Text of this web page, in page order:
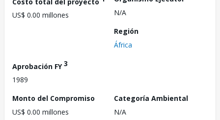
US$ 0.00 millones
N/A
Región
África
Aprobación FY3
1989
Monto del Compromiso
US$ 0.00 millones
Categoría Ambiental
N/A